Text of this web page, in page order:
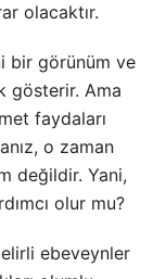
olacaktır.
bir görünüm ve
gösterir. Ama
faydaları
o zaman
değildir. Yani,
olur mu?
ebeveynler